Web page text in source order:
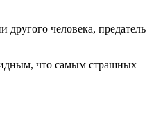
человека, предатель
что самым страшных